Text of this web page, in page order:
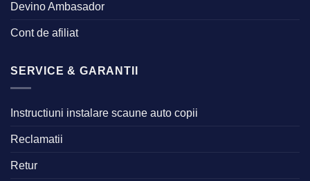
Devino Ambasador
Cont de afiliat
SERVICE & GARANTII
Instructiuni instalare scaune auto copii
Reclamatii
Retur